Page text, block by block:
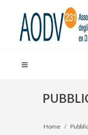
Home